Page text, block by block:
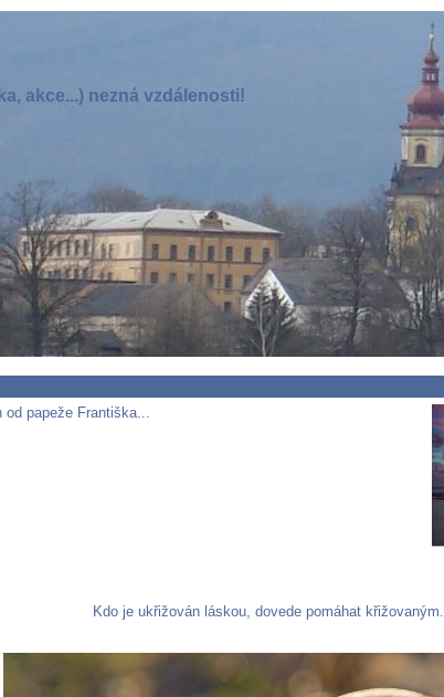
akce...) nezná vzdálenosti!
od papeže Františka...
Kdo je ukřižován láskou, dovede pomáhat křižovaným.